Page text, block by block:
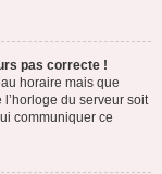
pas correcte !
horaire mais que
l’horloge du serveur soit
communiquer ce